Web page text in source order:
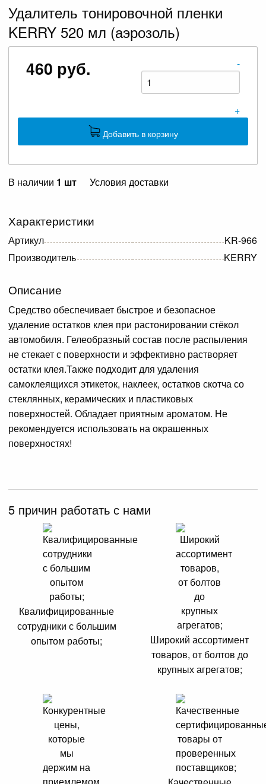
Удалитель тонировочной пленки
KERRY 520 мл (аэрозоль)
460 руб. -
+
Добавить в корзину
В наличии 1 шт Условия доставки
Характеристики
Артикул
KR-966
Производитель
KERRY
Описание
Средство обеспечивает быстрое и безопасное
удаление остатков клея при растонировании стёкол
автомобиля. Гелеобразный состав после распыления
не стекает с поверхности и эффективно растворяет
остатки клея.Также подходит для удаления
самоклеящихся этикеток, наклеек, остатков скотча со
стеклянных, керамических и пластиковых
поверхностей. Обладает приятным ароматом. Не
рекомендуется использовать на окрашенных
поверхностях!
5 причин работать с нами
Квалифицированные
сотрудники с большим
опытом работы;
Широкий ассортимент
товаров, от болтов до
крупных агрегатов;